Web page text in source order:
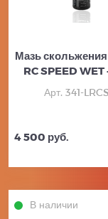
Мазь
RC SPEED WET
Арт. 341-
4 500 руб.
В наличии